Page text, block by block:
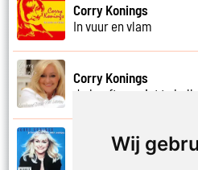
Wij
Corry Konings
In vuur en vlam
Corry Konings
Je hoeft me niet te bellen
Corry Konings
Je kan je leven nooit